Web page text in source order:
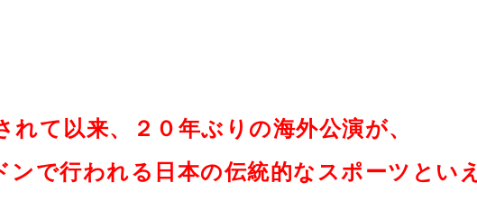
れて以来、２０年ぶりの海外公演が、
ンで行われる日本の伝統的なスポーツといえ